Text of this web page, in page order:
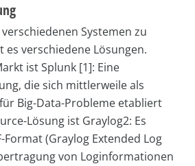
Systemen zu
es verschiedene Lösungen.
ist Splunk [1]: Eine
die sich mittlerweile als
Big-Data-Probleme etabliert
Lösung ist Graylog2: Es
Format (Graylog Extended Log
von Loginformationen